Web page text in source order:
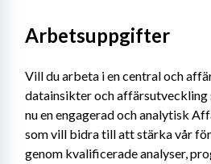
Arbetsuppgifter
Vill du arbeta i en central och
datainsikter och affärsutveckling
nu en engagerad och analytisk
som vill bidra till att stärka vår
genom kvalificerade analyser,